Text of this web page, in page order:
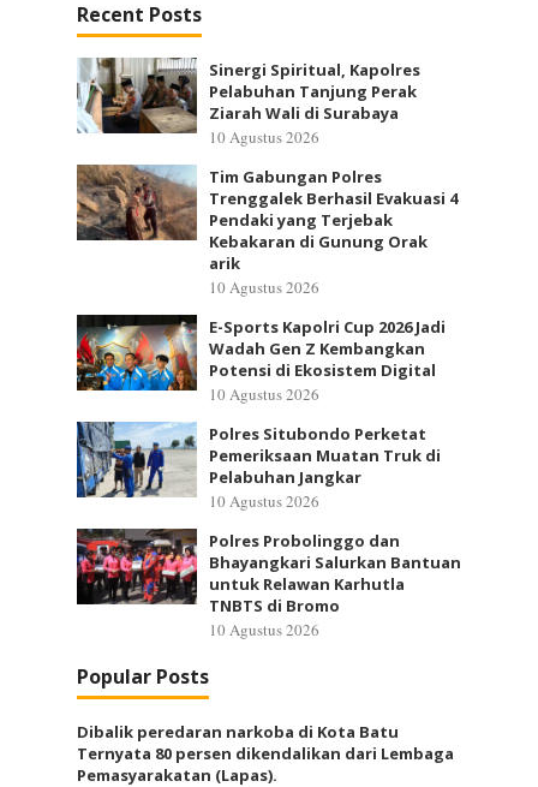
Recent Posts
Sinergi Spiritual, Kapolres
Pelabuhan Tanjung Perak
Ziarah Wali di Surabaya
10 Agustus 2026
Tim Gabungan Polres
Trenggalek Berhasil Evakuasi 4
Pendaki yang Terjebak
Kebakaran di Gunung Orak
arik
10 Agustus 2026
E-Sports Kapolri Cup 2026 Jadi
Wadah Gen Z Kembangkan
Potensi di Ekosistem Digital
10 Agustus 2026
Polres Situbondo Perketat
Pemeriksaan Muatan Truk di
Pelabuhan Jangkar
10 Agustus 2026
Polres Probolinggo dan
Bhayangkari Salurkan Bantuan
untuk Relawan Karhutla
TNBTS di Bromo
10 Agustus 2026
Popular Posts
Dibalik peredaran narkoba di Kota Batu
Ternyata 80 persen dikendalikan dari Lembaga
Pemasyarakatan (Lapas).